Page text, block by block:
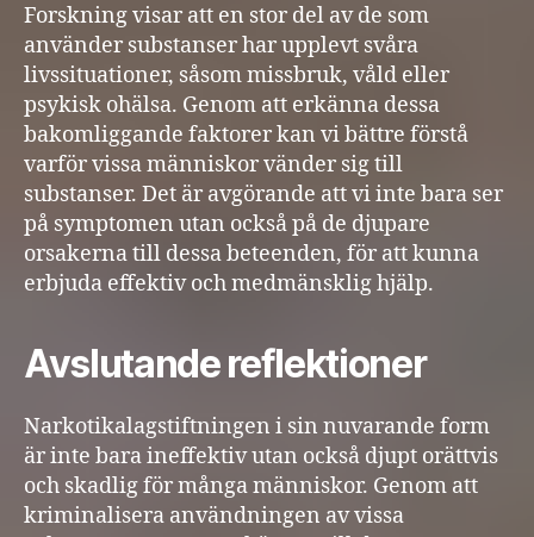
Forskning visar att en stor del av de som
använder substanser har upplevt svåra
livssituationer, såsom missbruk, våld eller
psykisk ohälsa. Genom att erkänna dessa
bakomliggande faktorer kan vi bättre förstå
varför vissa människor vänder sig till
substanser. Det är avgörande att vi inte bara ser
på symptomen utan också på de djupare
orsakerna till dessa beteenden, för att kunna
erbjuda effektiv och medmänsklig hjälp.
Avslutande reflektioner
Narkotikalagstiftningen i sin nuvarande form
är inte bara ineffektiv utan också djupt orättvis
och skadlig för många människor. Genom att
kriminalisera användningen av vissa